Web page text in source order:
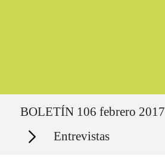
BOLETÍN 106 febrero 2017
Secciones Entrevistas